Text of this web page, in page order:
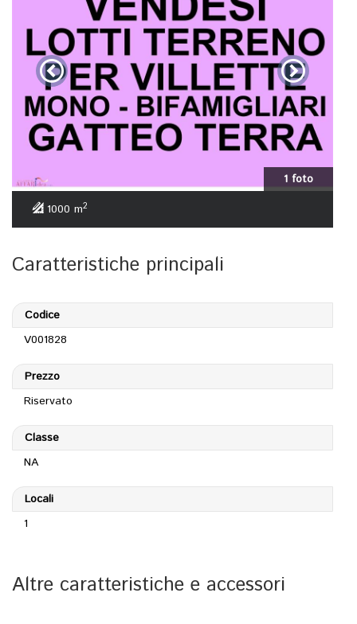
1 foto
1000 m2
Caratteristiche principali
Codice
V001828
Prezzo
Riservato
Classe
NA
Locali
1
Altre caratteristiche e accessori